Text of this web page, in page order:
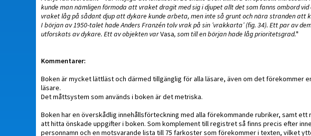
kunde man nämligen förmoda att vraket dragit med sig i djupet allt det som fanns ombord
vraket låg på sådant djup att dykare kunde arbeta, men inte så grunt och nära stranden att
I början av 1950-talet hade Anders Franzén tolv vrak på sin ’vrakkarta’ (fig. 34). Ett par av
utforskats av dykare. Ett av objekten varVasa, som till en början hade låg prioritetsgrad."
Kommentarer:
Boken är mycket lättläst och därmed tillgänglig för alla läsare, även om det förekommer
läsare.
Det måttsystem som används i boken är det metriska.
Boken har en överskådlig innehållsförteckning med alla förekommande rubriker, samt
att hitta önskade uppgifter i boken. Som komplement till registret så finns precis efter
personnamn och en motsvarande lista till 75 farkoster som förekommer i texten, vilket